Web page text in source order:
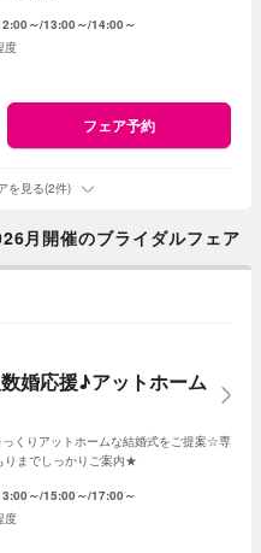
～ 13:00～ 14:00～
度
フェア予約
を見る(2件)
月開催のブライダルフェア
婚応援♪アットホーム
くりアットホームな結婚式をご提案☆専
りまでしっかりご案内★
～ 15:00～ 17:00～
度